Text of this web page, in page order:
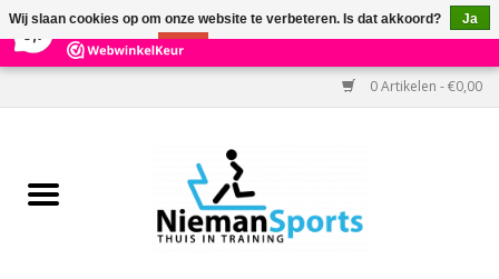
303 Reviews ×
0 Artikelen - €0,00
Home
Wij slaan cookies op om onze website te verbeteren. Is dat akkoord?
Ja
Nee